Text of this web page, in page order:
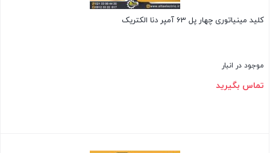
کلید مینیاتوری چهار پل 63 آمپر دنا الکتریک
موجود در انبار
تماس بگیرید